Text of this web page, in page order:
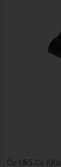
Cv-Uk5 Cv